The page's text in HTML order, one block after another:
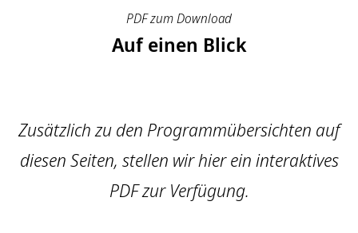
PDF zum Download
Auf einen Blick
Zusätzlich zu den Programmübersichten auf
diesen Seiten, stellen wir hier ein interaktives
PDF zur Verfügung.